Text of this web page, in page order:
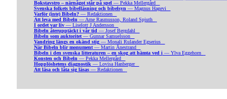
Bokstavstro – närnågot står på spel— Pekka Mellergård
Svenska folkets bibelläsning och bibelsyn — Magnus Hagevi
Varför (inte) Bibeln?— Redaktionen
Att leva med Bibeln — Arne Rasmusson, Roland Spjuth
I ordet var liv— Liselott J Andersson
Bibeln återupptäckt i vår tid — Josef Bergdahl
Bibeln som auktoritet— Gunnar Samuelsson
Vandring längs en okänd stig— Monali Rulander Egserius
När Bibeln blir monument— Martin Ånestrand
Bibeln i den svenska litteraturen – en skog att hämta ved i— Ylva Eggehorn
Konsten och Bibeln — Pekka Mellergård
Hopplöshetens diagnostik — Lovisa Hanberger
Att läsa och låta sig läsas— Redaktionen